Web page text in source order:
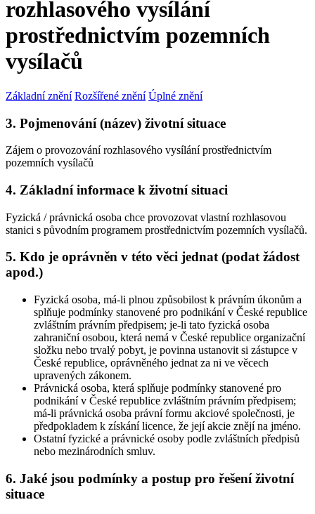
rozhlasového vysílání
prostřednictvím pozemních
vysílačů
Základní znění Rozšířené znění Úplné znění
3. Pojmenování (název) životní situace
Zájem o provozování rozhlasového vysílání prostřednictvím
pozemních vysílačů
4. Základní informace k životní situaci
Fyzická / právnická osoba chce provozovat vlastní rozhlasovou
stanici s původním programem prostřednictvím pozemních vysílačů.
5. Kdo je oprávněn v této věci jednat (podat žádost
apod.)
Fyzická osoba, má-li plnou způsobilost k právním úkonům a
splňuje podmínky stanovené pro podnikání v České republice
zvláštním právním předpisem; je-li tato fyzická osoba
zahraniční osobou, která nemá v České republice organizační
složku nebo trvalý pobyt, je povinna ustanovit si zástupce v
České republice, oprávněného jednat za ni ve věcech
upravených zákonem.
Právnická osoba, která splňuje podmínky stanovené pro
podnikání v České republice zvláštním právním předpisem;
má-li právnická osoba právní formu akciové společnosti, je
předpokladem k získání licence, že její akcie znějí na jméno.
Ostatní fyzické a právnické osoby podle zvláštních předpisů
nebo mezinárodních smluv.
6. Jaké jsou podmínky a postup pro řešení životní
situace